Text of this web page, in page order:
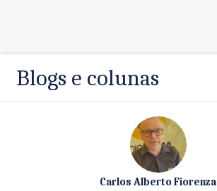
Blogs e colunas
Carlos Alberto Fiorenza